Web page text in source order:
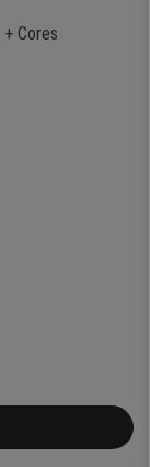
+ Cores